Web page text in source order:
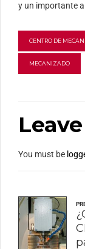
y un importante
CENTRO DE
MECANIZADO
You must be